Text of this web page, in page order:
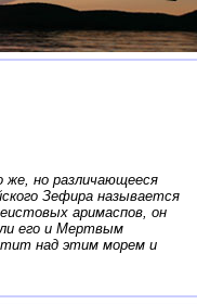
но различающееся
Зефира называется
аримаспов, он
его и Мертвым
над этим морем и